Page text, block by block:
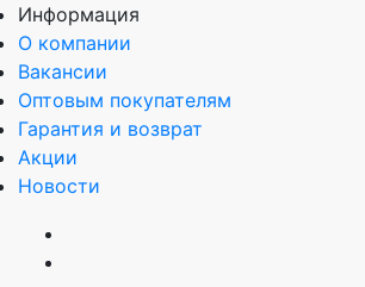
Информация
О компании
Вакансии
Оптовым покупателям
Гарантия и возврат
Акции
Новости